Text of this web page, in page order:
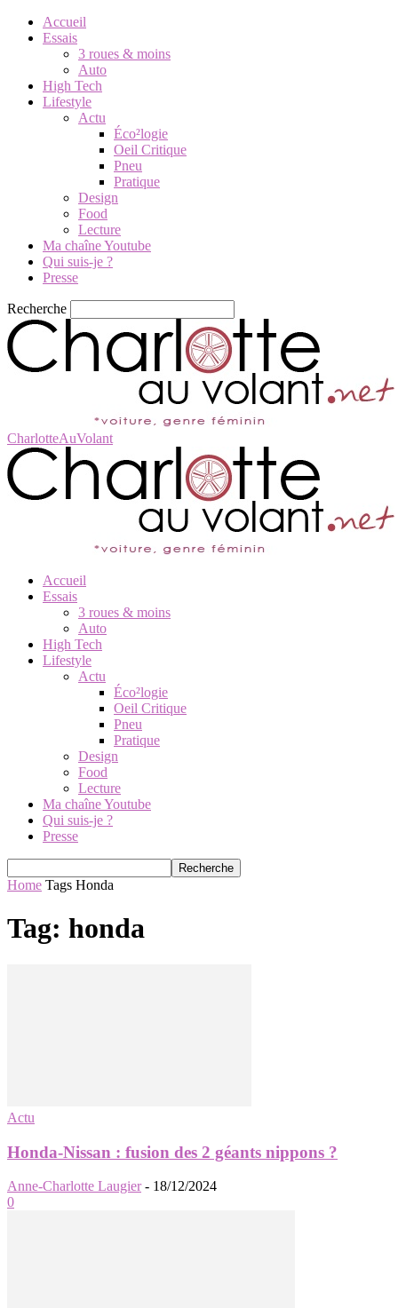
Accueil
Essais
3 roues & moins
Auto
High Tech
Lifestyle
Actu
Éco²logie
Oeil Critique
Pneu
Pratique
Design
Food
Lecture
Ma chaîne Youtube
Qui suis-je ?
Presse
Recherche
CharlotteAuVolant
Accueil
Essais
3 roues & moins
Auto
High Tech
Lifestyle
Actu
Éco²logie
Oeil Critique
Pneu
Pratique
Design
Food
Lecture
Ma chaîne Youtube
Qui suis-je ?
Presse
Home Tags Honda
Tag: honda
Actu
Honda-Nissan : fusion des 2 géants nippons ?
Anne-Charlotte Laugier - 18/12/2024
0